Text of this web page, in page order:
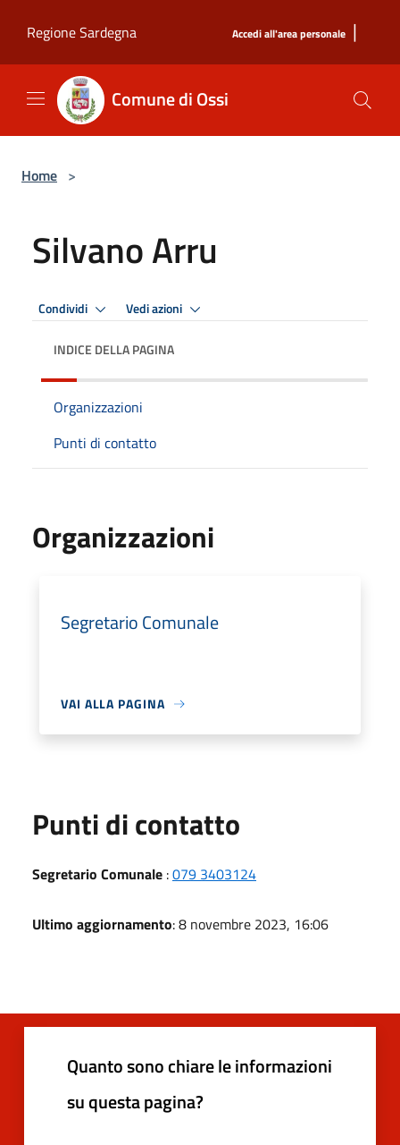
Regione Sardegna
Accedi all'area personale |
Comune di Ossi
Home >
Silvano Arru
Condividi Vedi azioni
INDICE DELLA PAGINA
Organizzazioni
Punti di contatto
Organizzazioni
Segretario Comunale
VAI ALLA PAGINA
Punti di contatto
Segretario Comunale :079 3403124
Ultimo aggiornamento: 8 novembre 2023, 16:06
Quanto sono chiare le informazioni
su questa pagina?